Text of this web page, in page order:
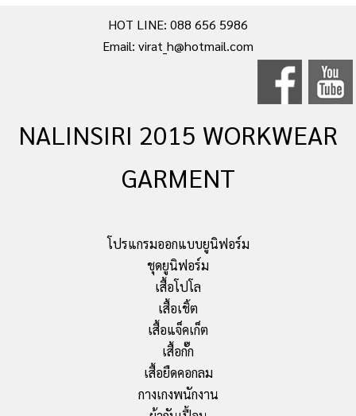
HOT LINE: 088 656 5986
Email: virat_h@hotmail.com
NALINSIRI 2015 WORKWEAR
GARMENT
โปรแกรมออกแบบยูนิฟอร์ม
ชุดยูนิฟอร์ม
เสื้อโปโล
เสื้อเชิ้ต
เสื้อแจ็คเก็ต
เสื้อกั๊ก
เสื้อยืดคอกลม
กางเกงพนักงาน